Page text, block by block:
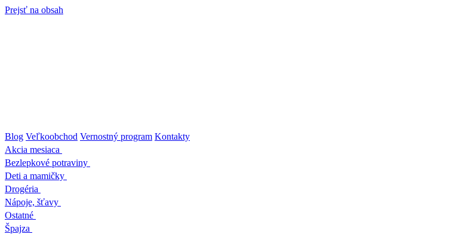
Prejsť na obsah
Blog Veľkoobchod Vernostný program Kontakty
Akcia mesiaca
Bezlepkové potraviny
Deti a mamičky
Drogéria
Nápoje, šťavy
Ostatné
Špajza